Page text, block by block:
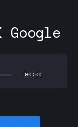
Google
00:00